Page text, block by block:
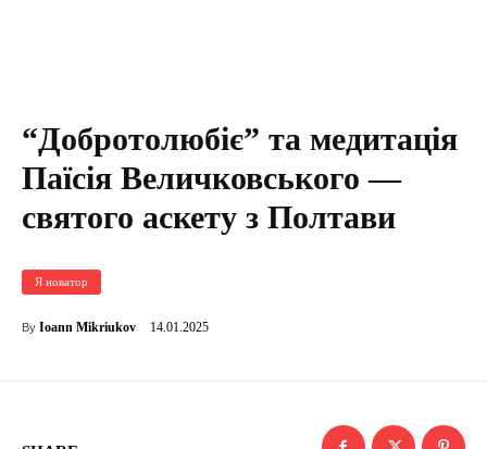
“Добротолюбіє” та медитація
Паїсія Величковського —
святого аскету з Полтави
Я новатор
By Ioann Mikriukov 14.01.2025